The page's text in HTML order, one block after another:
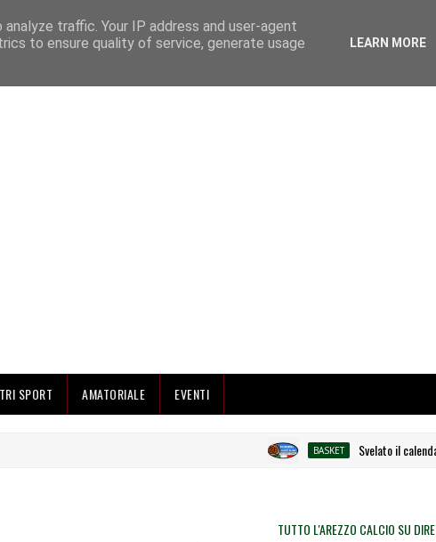
SPORT AMATORIALE EVENTI
BASKET Svelato il calendario
TUTTO L'AREZZO CALCIO SU
traffic. Your IP address and user-agent
to ensure quality of service, generate usage
LEARN MORE